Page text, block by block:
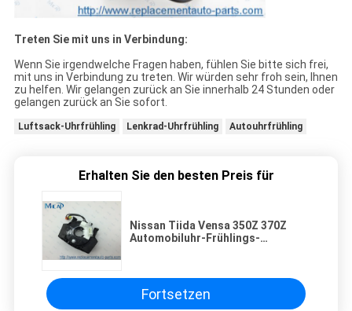
Treten Sie mit uns in Verbindung:
Wenn Sie irgendwelche Fragen haben, fühlen Sie bitte sich frei,
mit uns in Verbindung zu treten. Wir würden sehr froh sein, Ihnen
zu helfen. Wir gelangen zurück an Sie innerhalb 24 Stunden oder
gelangen zurück an Sie sofort.
Luftsack-Uhrfrühling Lenkrad-Uhrfrühling Autouhrfrühling
Erhalten Sie den besten Preis für
Nissan Tiida Vensa 350Z 370Z
Automobiluhr-Frühlings-
Fortsetzen